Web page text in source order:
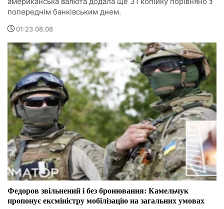
попереднім банківським днем.
01:23 08.08
Федоров звільнений і без бронювання: Камельчук
пропонує ексміністру мобілізацію на загальних умовах